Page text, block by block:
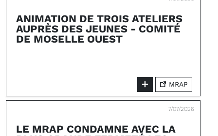
ANIMATION DE TROIS ATELIERS
AUPRÈS DES JEUNES - COMITÉ
DE MOSELLE OUEST
MRAP
7/07/2026
LE MRAP CONDAMNE AVEC LA